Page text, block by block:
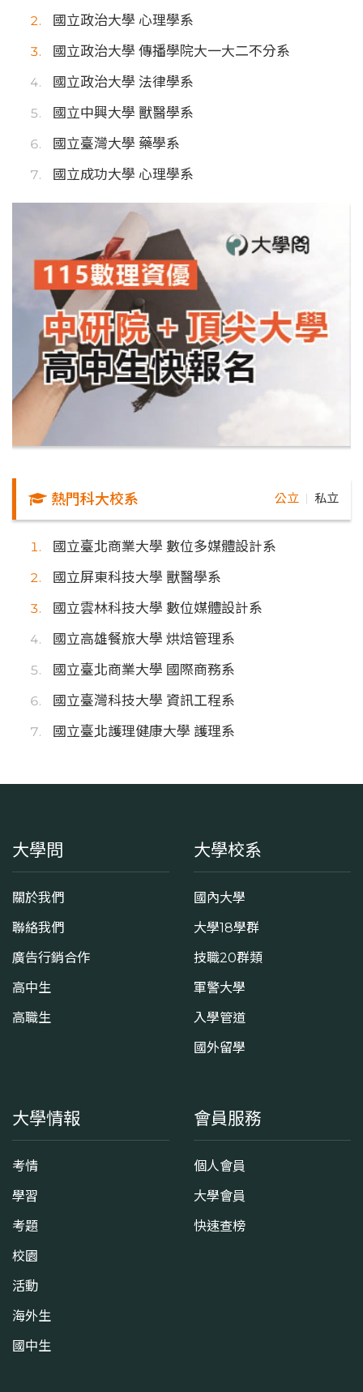
國立政治大學 心理學系
國立政治大學 傳播學院大一大二不分系
國立政治大學 法律學系
國立中興大學 獸醫學系
國立臺灣大學 藥學系
國立成功大學 心理學系
熱門科大校系 公立 私立
國立臺北商業大學 數位多媒體設計系
國立屏東科技大學 獸醫學系
國立雲林科技大學 數位媒體設計系
國立高雄餐旅大學 烘焙管理系
國立臺北商業大學 國際商務系
國立臺灣科技大學 資訊工程系
國立臺北護理健康大學 護理系
大學問
關於我們
聯絡我們
廣告行銷合作
高中生
高職生
大學校系
國內大學
大學18學群
技職20群類
軍警大學
入學管道
國外留學
大學情報
考情
學習
考題
校園
活動
海外生
國中生
會員服務
個人會員
大學會員
快速查榜